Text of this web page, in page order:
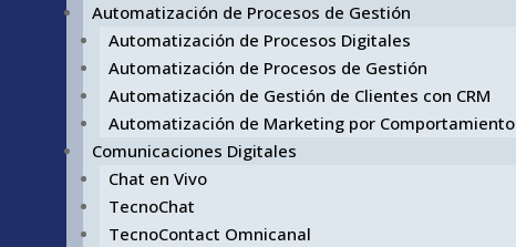
Automatización de Procesos de Gestión
Automatización de Procesos Digitales
Automatización de Procesos de Gestión
Automatización de Gestión de Clientes con CRM
Automatización de Marketing por Comportamiento
Comunicaciones Digitales
Chat en Vivo
TecnoChat
TecnoContact Omnicanal